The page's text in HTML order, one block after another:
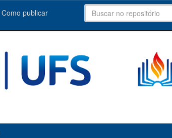
Como publicar